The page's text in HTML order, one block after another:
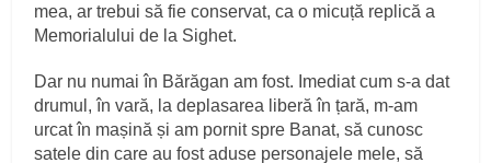
mea, ar trebui să fie conservat, ca o micuță replică a
Memorialului de la Sighet.
Dar nu numai în Bărăgan am fost. Imediat cum s-a dat
drumul, în vară, la deplasarea liberă în țară, m-am
urcat în mașină și am pornit spre Banat, să cunosc
satele din care au fost aduse personajele mele, să